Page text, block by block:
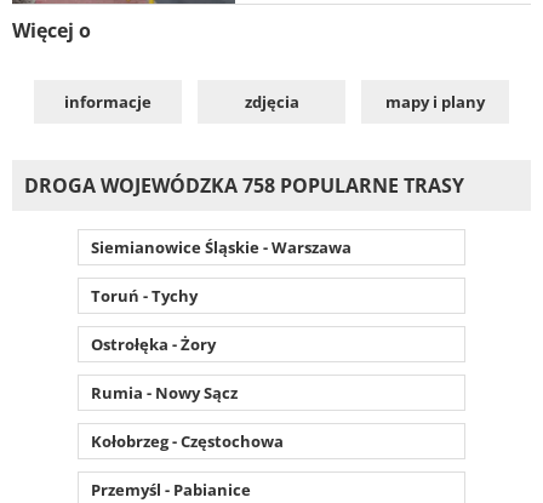
Więcej o
informacje zdjęcia mapy i plany
DROGA WOJEWÓDZKA 758 POPULARNE TRASY
Siemianowice Śląskie - Warszawa
Toruń - Tychy
Ostrołęka - Żory
Rumia - Nowy Sącz
Kołobrzeg - Częstochowa
Przemyśl - Pabianice